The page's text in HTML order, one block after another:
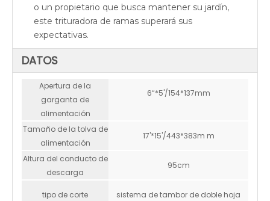
o un propietario que busca mantener su jardín,
este trituradora de ramas superará sus
expectativas.
DATOS
Apertura de la
garganta de
alimentación
6“*5'/154*137mm
Tamaño de la tolva de
alimentación
17'*15'/443*383m m
Altura del conducto de
descarga
95cm
tipo de corte sistema de tambor de doble hoja